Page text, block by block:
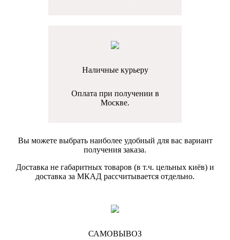
Наличные курьеру
Оплата при получении в
Москве.
Вы можете выбрать наиболее удобный для вас вариант
получения заказа.
Доставка не габаритных товаров (в т.ч. цельных киёв) и
доставка за МКАД рассчитывается отдельно.
САМОВЫВОЗ